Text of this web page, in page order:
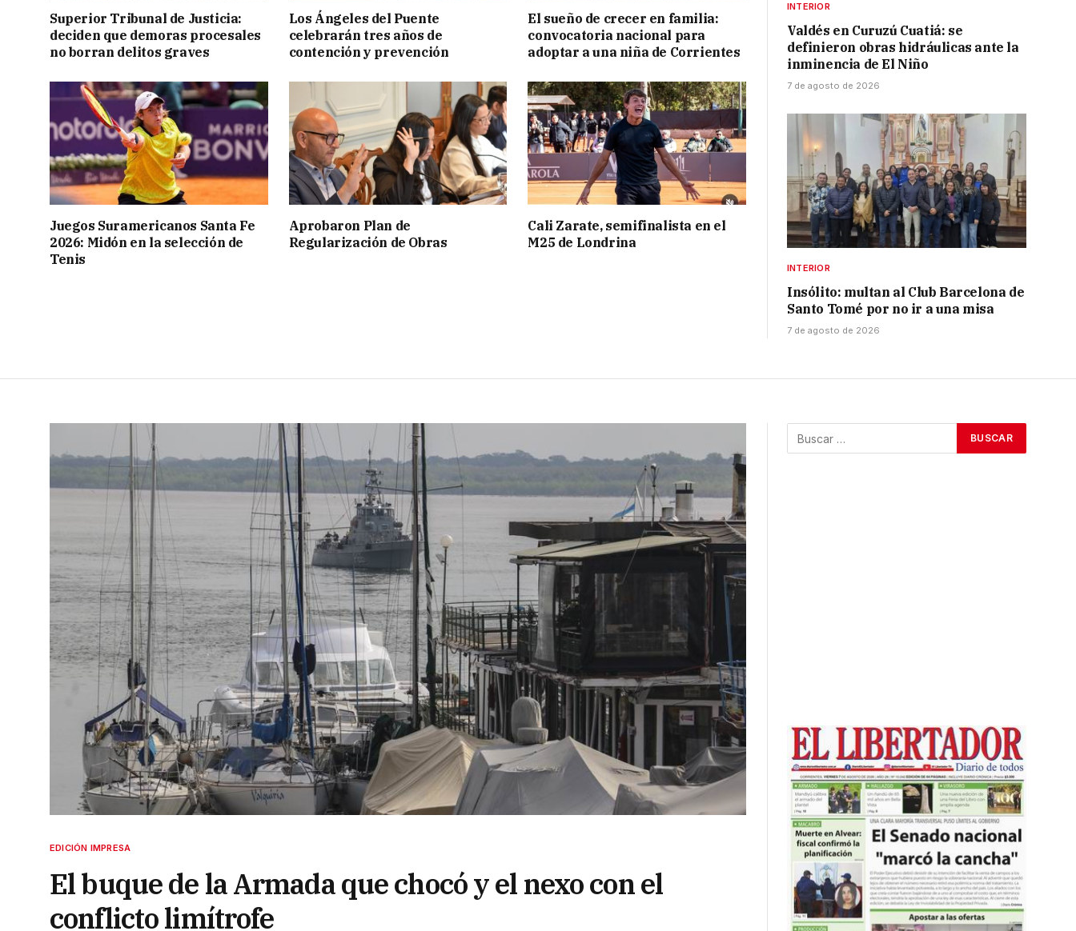
Superior Tribunal de Justicia:
deciden que demoras procesales
no borran delitos graves
Los Ángeles del Puente
celebrarán tres años de
contención y prevención
El sueño de crecer en familia:
convocatoria nacional para
adoptar a una niña de Corrientes
Juegos Suramericanos Santa Fe
2026: Midón en la selección de
Tenis
Aprobaron Plan de
Regularización de Obras
Cali Zarate, semifinalista en el
M25 de Londrina
INTERIOR
Valdés en Curuzú Cuatiá: se
definieron obras hidráulicas ante la
inminencia de El Niño
7 de agosto de 2026
INTERIOR
Insólito: multan al Club Barcelona de
Santo Tomé por no ir a una misa
7 de agosto de 2026
EDICIÓN IMPRESA
El buque de la Armada que chocó y el nexo con el
conflicto limítrofe